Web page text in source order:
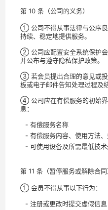
第 10 条（公司的义务）
① 公司不得从事法律与公序
持续、稳定地提供服务。
② 公司应配置安全系统保护会
并公布与遵守隐私保护政策。
③ 若会员提出合理的意见或
板或电子邮件告知处理过程及
④ 公司应在有偿服务的初始
息：
- 有偿服务名称
- 有偿服务内容、使用方法
- 可使用设备及所需最低技
第 11 条（暂停服务或解除合同
① 会员不得从事以下行为：
- 注册或更改时提交虚假信息